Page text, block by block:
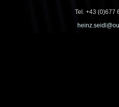
Tel. +43 (0)677